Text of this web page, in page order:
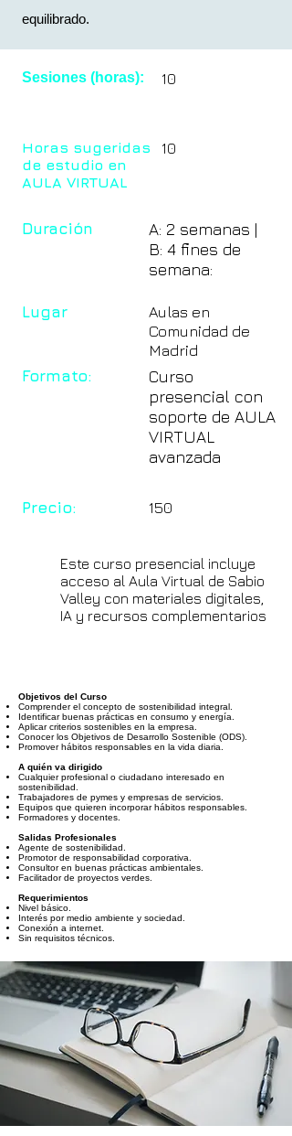
equilibrado.
Sesiones (horas): 10
Horas sugeridas
de estudio en
AULA VIRTUAL
10
Duración
A: 2 semanas |
B: 4 fines de
semana:
Lugar
Aulas en
Comunidad de
Madrid
Formato:
Curso
presencial con
soporte de AULA
VIRTUAL
avanzada
Precio: 150
Este curso presencial incluye
acceso al Aula Virtual de Sabio
Valley con materiales digitales,
IA y recursos complementarios
Objetivos del Curso
Comprender el concepto de sostenibilidad integral.
Identificar buenas prácticas en consumo y energía.
Aplicar criterios sostenibles en la empresa.
Conocer los Objetivos de Desarrollo Sostenible (ODS).
Promover hábitos responsables en la vida diaria.
A quién va dirigido
Cualquier profesional o ciudadano interesado en
sostenibilidad.
Trabajadores de pymes y empresas de servicios.
Equipos que quieren incorporar hábitos responsables.
Formadores y docentes.
Salidas Profesionales
Agente de sostenibilidad.
Promotor de responsabilidad corporativa.
Consultor en buenas prácticas ambientales.
Facilitador de proyectos verdes.
Requerimientos
Nivel básico.
Interés por medio ambiente y sociedad.
Conexión a internet.
Sin requisitos técnicos.